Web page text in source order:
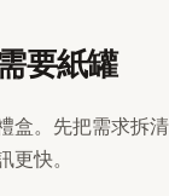
要紙罐
盒。先把需求拆清
更快。